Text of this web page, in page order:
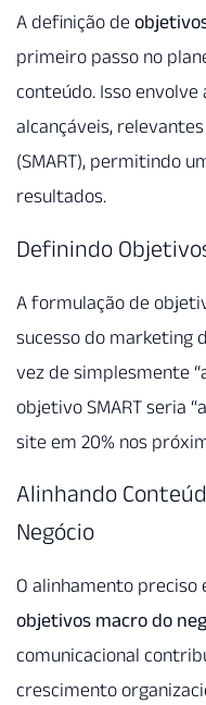
A definição de
primeiro passo no
conteúdo. Isso
alcançáveis,
(SMART), permitindo
resultados.
Definindo
A formulação de
sucesso do marketing
vez de simplesmente
objetivo SMART seria
site em 20% nos
Alinhando
Negócio
O alinhamento
objetivos macro do
comunicacional
crescimento